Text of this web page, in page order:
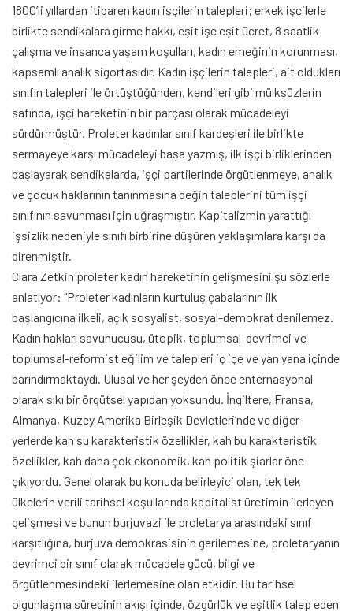
1800’li yıllardan itibaren kadın işçilerin talepleri; erkek işçilerle
birlikte sendikalara girme hakkı, eşit işe eşit ücret, 8 saatlik
çalışma ve insanca yaşam koşulları, kadın emeğinin korunması,
kapsamlı analık sigortasıdır. Kadın işçilerin talepleri, ait oldukları
sınıfın talepleri ile örtüştüğünden, kendileri gibi mülksüzlerin
safında, işçi hareketinin bir parçası olarak mücadeleyi
sürdürmüştür. Proleter kadınlar sınıf kardeşleri ile birlikte
sermayeye karşı mücadeleyi başa yazmış, ilk işçi birliklerinden
başlayarak sendikalarda, işçi partilerinde örgütlenmeye, analık
ve çocuk haklarının tanınmasına değin taleplerini tüm işçi
sınıfının savunması için uğraşmıştır. Kapitalizmin yarattığı
işsizlik nedeniyle sınıfı birbirine düşüren yaklaşımlara karşı da
direnmiştir.
Clara Zetkin proleter kadın hareketinin gelişmesini şu sözlerle
anlatıyor: “Proleter kadınların kurtuluş çabalarının ilk
başlangıcına ilkeli, açık sosyalist, sosyal-demokrat denilemez.
Kadın hakları savunucusu, ütopik, toplumsal-devrimci ve
toplumsal-reformist eğilim ve talepleri iç içe ve yan yana içinde
barındırmaktaydı. Ulusal ve her şeyden önce enternasyonal
olarak sıkı bir örgütsel yapıdan yoksundu. İngiltere, Fransa,
Almanya, Kuzey Amerika Birleşik Devletleri’nde ve diğer
yerlerde kah şu karakteristik özellikler, kah bu karakteristik
özellikler, kah daha çok ekonomik, kah politik şiarlar öne
çıkıyordu. Genel olarak bu konuda belirleyici olan, tek tek
ülkelerin verili tarihsel koşullarında kapitalist üretimin ilerleyen
gelişmesi ve bunun burjuvazi ile proletarya arasındaki sınıf
karşıtlığına, burjuva demokrasisinin gerilemesine, proletaryanın
devrimci bir sınıf olarak mücadele gücü, bilgi ve
örgütlenmesindeki ilerlemesine olan etkidir. Bu tarihsel
olgunlaşma sürecinin akışı içinde, özgürlük ve eşitlik talep eden